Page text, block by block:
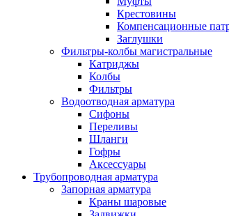
Крестовины
Компенсационные
Заглушки
Фильтры-колбы магистральные
Катриджы
Колбы
Фильтры
Водоотводная арматура
Сифоны
Переливы
Шланги
Гофры
Аксессуары
Трубопроводная арматура
Запорная арматура
Краны шаровые